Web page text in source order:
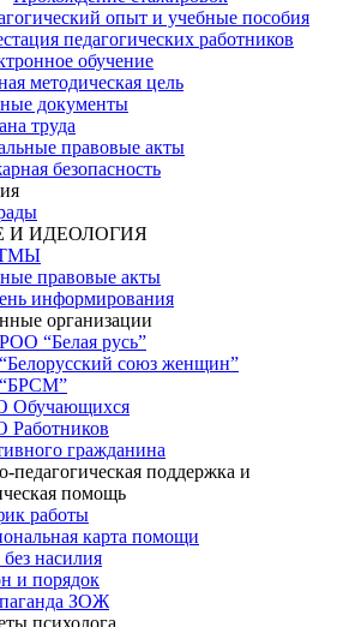
опыт и учебные пособия
педагогических работников
обучение
методическая цель
документы
труда
правовые акты
безопасность
И ИДЕОЛОГИЯ
правовые акты
информирования
организации
“Белая русь”
союз женщин”
Обучающихся
гражданина
педагогическая поддержка и
помощь
работы
карта помощи
насилия
и порядок
ЗОЖ
психолога